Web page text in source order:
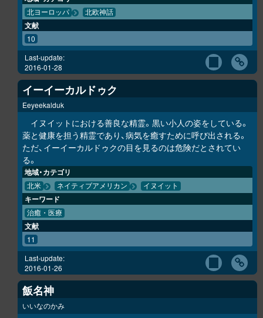
北ヨーロッパ 北欧神話
文献
10
Last-update:
2016-01-28
イーイーカルドゥク
Eeyeekalduk
イヌイットにおける善良な精霊。黒い小人の姿をしている。
薬と健康を担う精霊であり、病気を癒すために呼び出される。
ただ、イーイーカルドゥクの目を見るのは危険だとされてい
る。
地域・カテゴリ
北米 ネイティブアメリカン イヌイット
キーワード
治癒・医療
文献
11
Last-update:
2016-01-26
飯名神
いいなのかみ